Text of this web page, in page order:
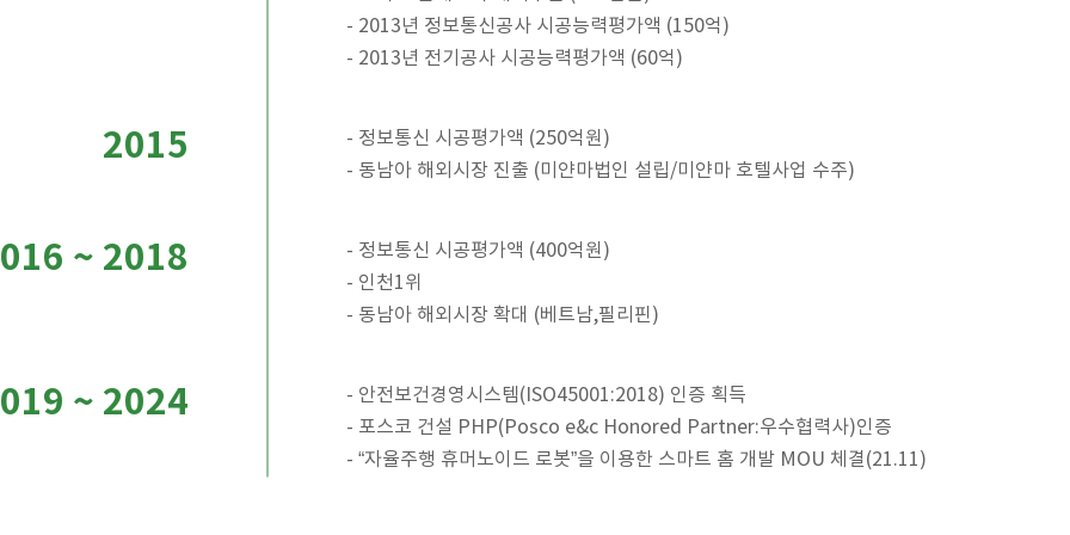
- 2013년 정보통신공사 시공능력평가액 (150억)
- 2013년 전기공사 시공능력평가액 (60억)
2015
- 정보통신 시공평가액 (250억원)
- 동남아 해외시장 진출 (미얀마법인 설립/미얀마 호텔사업 수주)
~ 2018
- 정보통신 시공평가액 (400억원)
- 인천1위
- 동남아 해외시장 확대 (베트남,필리핀)
~ 2024
- 안전보건경영시스템(ISO45001:2018) 인증 획득
- 포스코 건설 PHP(Posco e&c Honored Partner:우수협력사)인증
- “자율주행 휴머노이드 로봇”을 이용한 스마트 홈 개발 MOU 체결(21.11)